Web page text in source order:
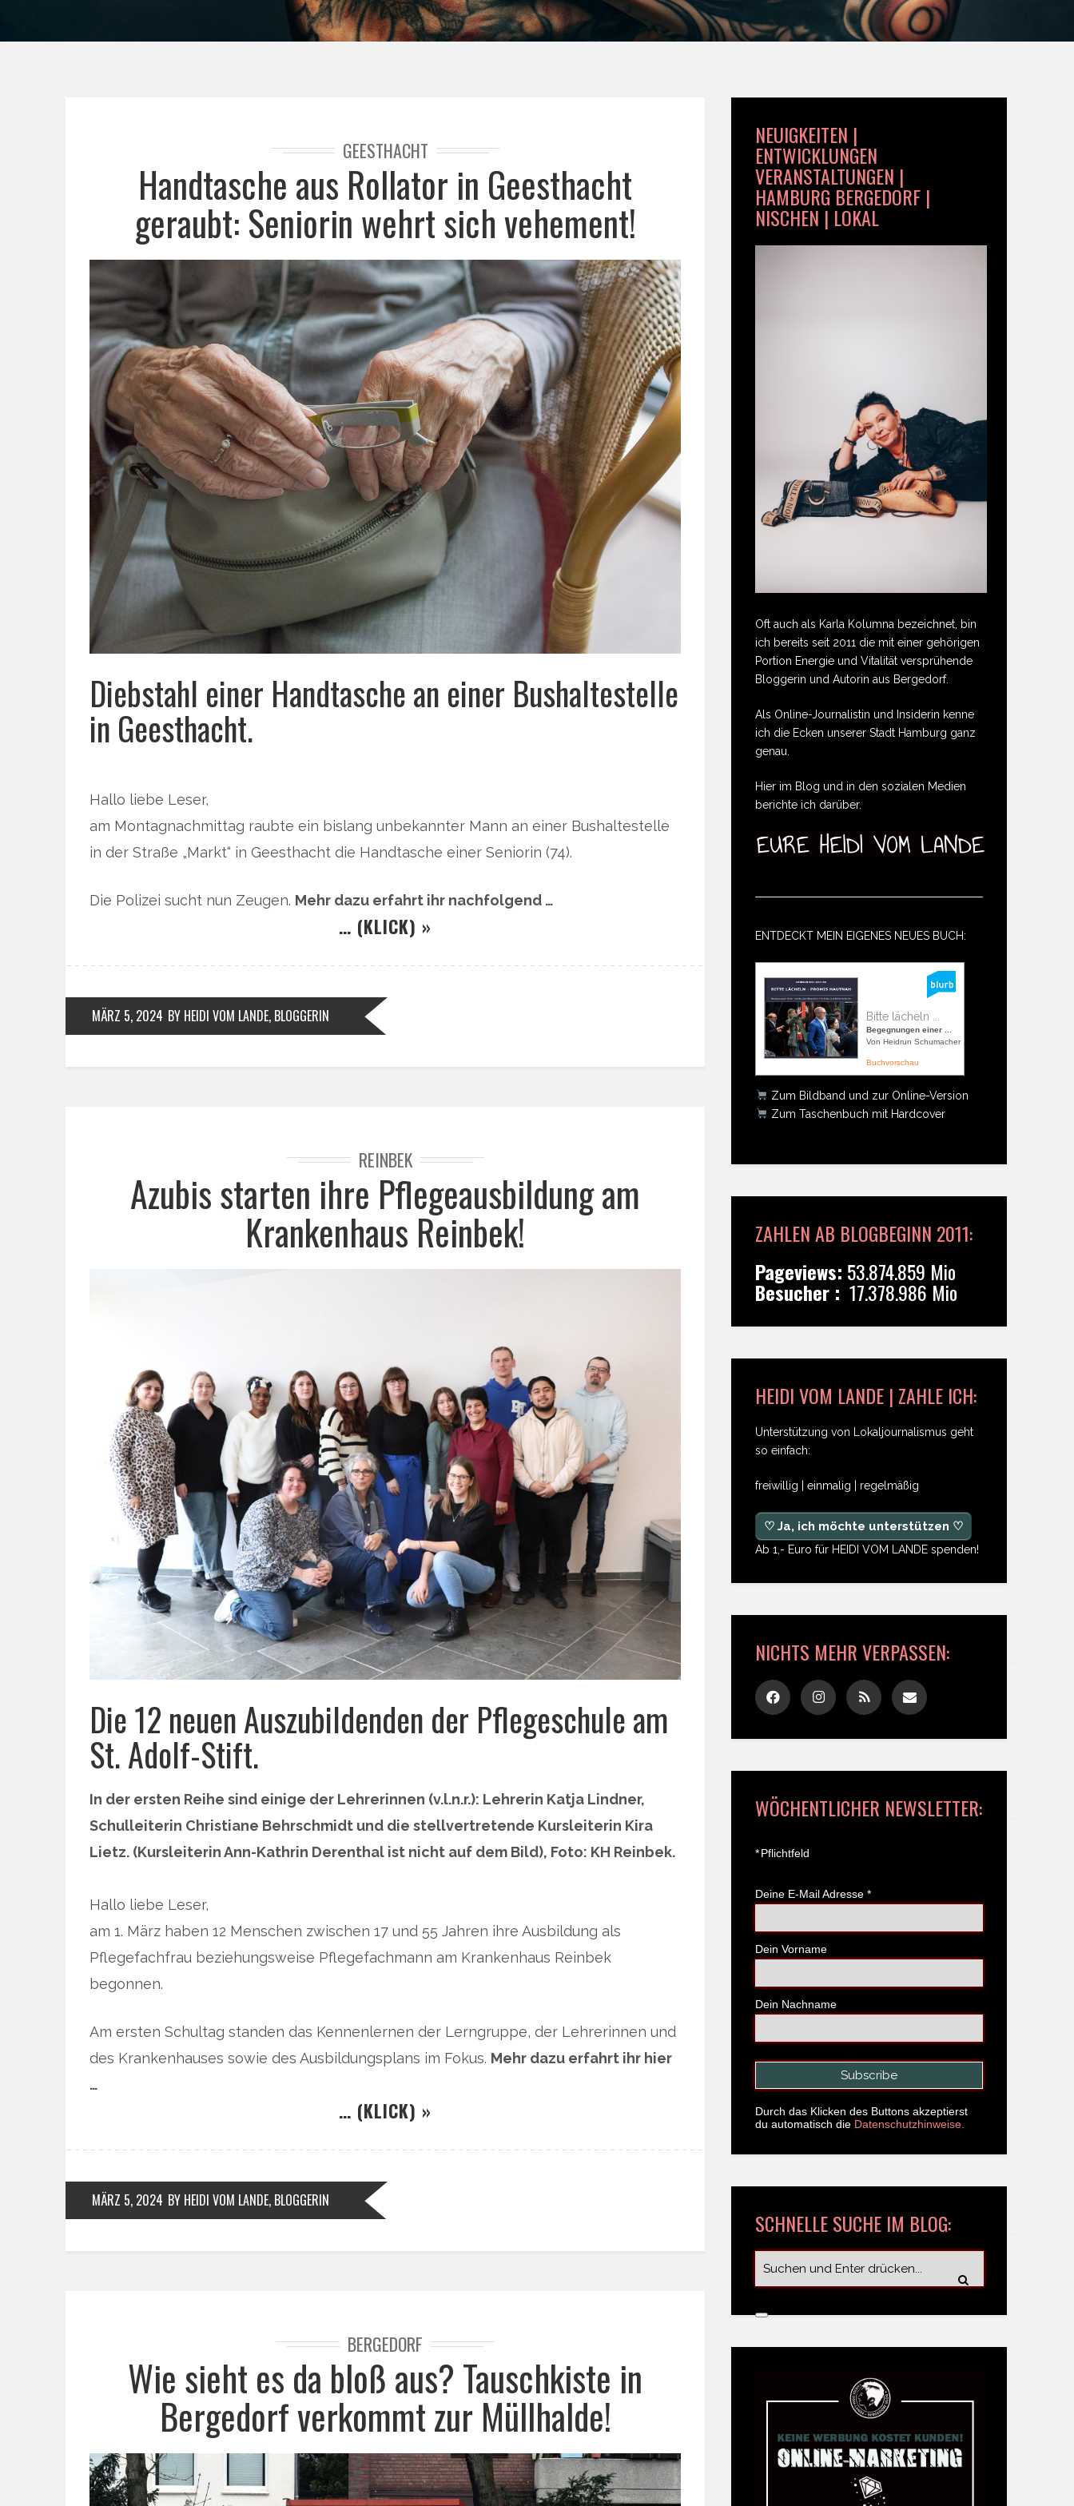
GEESTHACHT
Handtasche aus Rollator in Geesthacht
geraubt: Seniorin wehrt sich vehement!
Diebstahl einer Handtasche an einer Bushaltestelle
in Geesthacht.
Hallo liebe Leser,
am Montagnachmittag raubte ein bislang unbekannter Mann an einer Bushaltestelle
in der Straße „Markt“ in Geesthacht die Handtasche einer Seniorin (74).
Die Polizei sucht nun Zeugen. Mehr dazu erfahrt ihr nachfolgend …
… (KLICK) »
MÄRZ 5, 2024 BY HEIDI VOM LANDE, BLOGGERIN
REINBEK
Azubis starten ihre Pflegeausbildung am
Krankenhaus Reinbek!
Die 12 neuen Auszubildenden der Pflegeschule am
St. Adolf-Stift.
In der ersten Reihe sind einige der Lehrerinnen (v.l.n.r.): Lehrerin Katja Lindner,
Schulleiterin Christiane Behrschmidt und die stellvertretende Kursleiterin Kira
Lietz. (Kursleiterin Ann-Kathrin Derenthal ist nicht auf dem Bild), Foto: KH Reinbek.
Hallo liebe Leser,
am 1. März haben 12 Menschen zwischen 17 und 55 Jahren ihre Ausbildung als
Pflegefachfrau beziehungsweise Pflegefachmann am Krankenhaus Reinbek
begonnen.
Am ersten Schultag standen das Kennenlernen der Lerngruppe, der Lehrerinnen und
des Krankenhauses sowie des Ausbildungsplans im Fokus. Mehr dazu erfahrt ihr hier
…
… (KLICK) »
MÄRZ 5, 2024 BY HEIDI VOM LANDE, BLOGGERIN
BERGEDORF
Wie sieht es da bloß aus? Tauschkiste in
Bergedorf verkommt zur Müllhalde!
NEUIGKEITEN |
ENTWICKLUNGEN
VERANSTALTUNGEN |
HAMBURG BERGEDORF |
NISCHEN | LOKAL
Oft auch als Karla Kolumna bezeichnet, bin
ich bereits seit 2011 die mit einer gehörigen
Portion Energie und Vitalität versprühende
Bloggerin und Autorin aus Bergedorf.
Als Online-Journalistin und Insiderin kenne
ich die Ecken unserer Stadt Hamburg ganz
genau.
Hier im Blog und in den sozialen Medien
berichte ich darüber.
ENTDECKT MEIN EIGENES NEUES BUCH:
Bitte lächeln ...
Begegnungen einer ...
Von Heidrun Schumacher
Buchvorschau
Zum Bildband und zur Online-Version
Zum Taschenbuch mit Hardcover
ZAHLEN AB BLOGBEGINN 2011:
Pageviews: 53.874.859 Mio
Besucher : 17.378.986 Mio
HEIDI VOM LANDE | ZAHLE ICH:
Unterstützung von Lokaljournalismus geht
so einfach:
freiwillig | einmalig | regelmäßig
♡ Ja, ich möchte unterstützen ♡
Ab 1,- Euro für HEIDI VOM LANDE spenden!
NICHTS MEHR VERPASSEN:
WÖCHENTLICHER NEWSLETTER:
*Pflichtfeld
Deine E-Mail Adresse *
Dein Vorname
Dein Nachname
Durch das Klicken des Buttons akzeptierst
du automatisch die Datenschutzhinweise.
SCHNELLE SUCHE IM BLOG: